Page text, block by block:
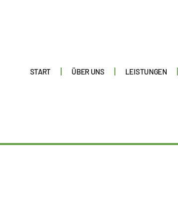
START ÜBER UNS LEISTUNGEN